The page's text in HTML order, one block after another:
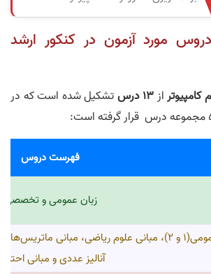
مورد آزمون در کنکور ارشد
کامپیوتراز 13 درس
تشکیل شده است که در
فهرست دروس
زبان عمومی و تخصصی
ریاضی عمومی(1 و 2)، مبانی علوم ریاضی، مبانی
آنالیز عددی و مبانی